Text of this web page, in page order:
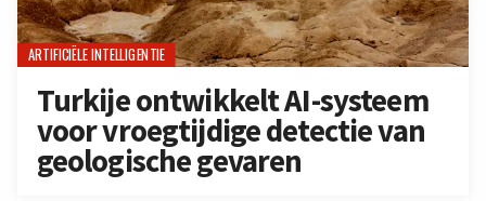
ARTIFICIËLE INTELLIGENTIE
Turkije ontwikkelt AI-systeem
voor vroegtijdige detectie van
geologische gevaren